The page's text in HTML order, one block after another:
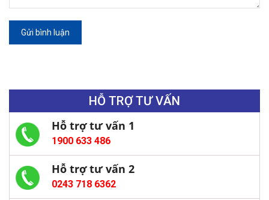
Gửi bình luận
HỖ TRỢ TƯ VẤN
Hỗ trợ tư vấn 1
1900 633 486
Hỗ trợ tư vấn 2
0243 718 6362